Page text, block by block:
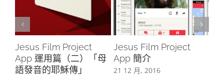
Jesus Film Project
App 運用篇（二）「母
語發音的耶穌傳」
Jesus Film Project
App 簡介
21 12 月, 2016